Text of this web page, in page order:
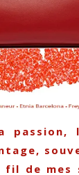
fil de